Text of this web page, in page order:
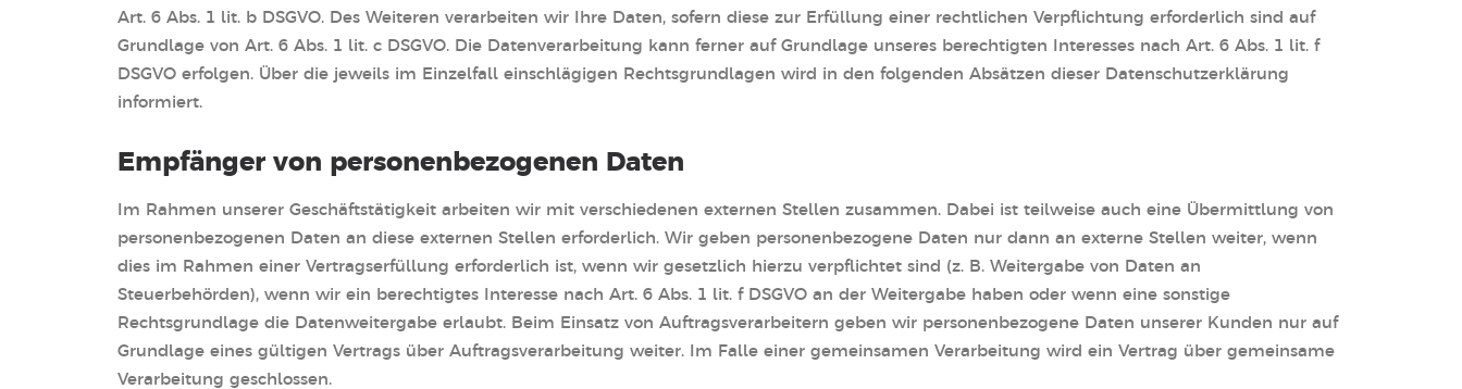
Art. 6 Abs. 1 lit. b DSGVO. Des Weiteren verarbeiten wir Ihre Daten, sofern diese zur Erfüllung einer rechtlichen Verpflichtung erforderlich sind auf
Grundlage von Art. 6 Abs. 1 lit. c DSGVO. Die Datenverarbeitung kann ferner auf Grundlage unseres berechtigten Interesses nach Art. 6 Abs. 1 lit. f
DSGVO erfolgen. Über die jeweils im Einzelfall einschlägigen Rechtsgrundlagen wird in den folgenden Absätzen dieser Datenschutzerklärung
informiert.
Empfänger von personenbezogenen Daten
Im Rahmen unserer Geschäftstätigkeit arbeiten wir mit verschiedenen externen Stellen zusammen. Dabei ist teilweise auch eine Übermittlung von
personenbezogenen Daten an diese externen Stellen erforderlich. Wir geben personenbezogene Daten nur dann an externe Stellen weiter, wenn
dies im Rahmen einer Vertragserfüllung erforderlich ist, wenn wir gesetzlich hierzu verpflichtet sind (z. B. Weitergabe von Daten an
Steuerbehörden), wenn wir ein berechtigtes Interesse nach Art. 6 Abs. 1 lit. f DSGVO an der Weitergabe haben oder wenn eine sonstige
Rechtsgrundlage die Datenweitergabe erlaubt. Beim Einsatz von Auftragsverarbeitern geben wir personenbezogene Daten unserer Kunden nur auf
Grundlage eines gültigen Vertrags über Auftragsverarbeitung weiter. Im Falle einer gemeinsamen Verarbeitung wird ein Vertrag über gemeinsame
Verarbeitung geschlossen.